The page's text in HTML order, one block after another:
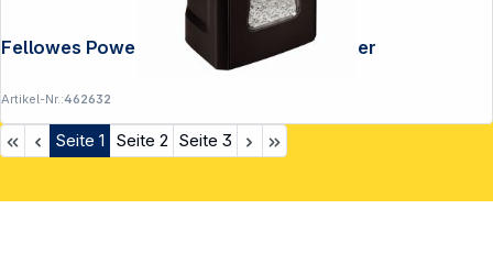
Fellowes Powershred 12C Aktenvernichter
Artikel-Nr.:462632
Seite 1 Seite 2 Seite 3